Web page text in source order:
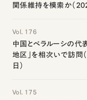
関係維持を模索か（
Vol. 176
中国とベラルーシの代
地区」を相次いで訪
日）
Vol. 175